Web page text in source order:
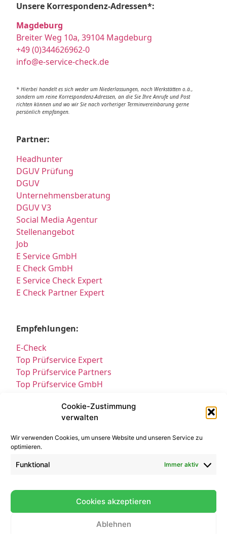
Cookie-Zustimmung
verwalten
Wir verwenden Cookies, um unsere Website und unseren Service zu
optimieren.
Funktional Immer aktiv
Cookies akzeptieren
Ablehnen
Unsere Korrespondenz-Adressen*:
Magdeburg
Breiter Weg 10a, 39104 Magdeburg
+49 (0)344626962-0
info@e-service-check.de
* Hierbei handelt es sich weder um Niederlassungen, noch Werkstätten o.ä.,
sondern um reine Korrespondenz-Adressen, an die Sie Ihre Anrufe und Post
richten können und wo wir Sie nach vorheriger Terminvereinbarung gerne
persönlich empfangen.
Partner:
Headhunter
DGUV Prüfung
DGUV
Unternehmensberatung
DGUV V3
Social Media Agentur
Stellenangebot
Job
E Service GmbH
E Check GmbH
E Service Check Expert
E Check Partner Expert
Empfehlungen:
E-Check
Top Prüfservice Expert
Top Prüfservice Partners
Top Prüfservice GmbH
Sicherheitsprüfungen Partners
Sicherheitsprüfungen Expert
Prüfung E-Check Expert
Prüfung elektrischer Anlagen